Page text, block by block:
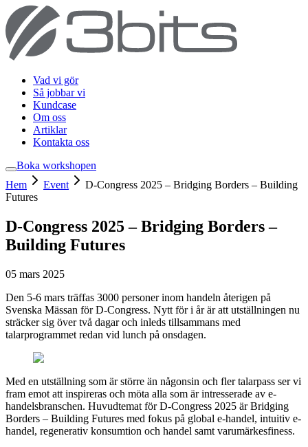
Vad vi gör
Så jobbar vi
Kundcase
Om oss
Artiklar
Kontakta oss
Boka workshopen
Hem
Event
D-Congress 2025 – Bridging Borders – Building
Futures
D-Congress 2025 – Bridging Borders –
Building Futures
05 mars 2025
Den 5-6 mars träffas 3000 personer inom handeln återigen på
Svenska Mässan för D-Congress. Nytt för i år är att utställningen nu
sträcker sig över två dagar och inleds tillsammans med
talarprogrammet redan vid lunch på onsdagen.
Med en utställning som är större än någonsin och fler talarpass ser vi
fram emot att inspireras och möta alla som är intresserade av e-
handelsbranschen. Huvudtemat för D-Congress 2025 är Bridging
Borders – Building Futures med fokus på global e-handel, intuitiv e-
handel, regenerativ konsumtion och handel samt varumärkesfiness.